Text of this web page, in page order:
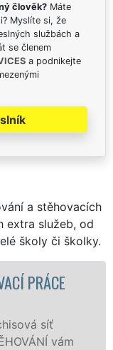
člověk? Máte
Myslíte si, že
službách a
se členem
a podnikejte
a stěhovacích
extra služeb, od
školy či školky.
SLUŽBA